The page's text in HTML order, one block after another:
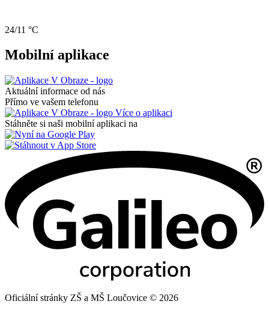
24/11 °C
Mobilní aplikace
Aktuální informace od nás
Přímo ve vašem telefonu
Více o aplikaci
Stáhněte si naši mobilní aplikaci na
Oficiální stránky ZŠ a MŠ Loučovice © 2026